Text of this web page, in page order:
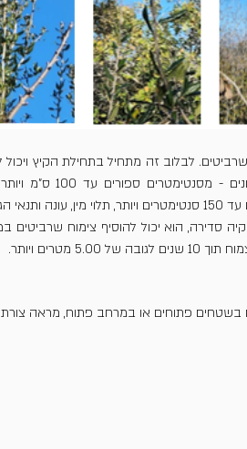
ויותר.
בשטחים פתוחים או במרחב פתוח, מראה צורת